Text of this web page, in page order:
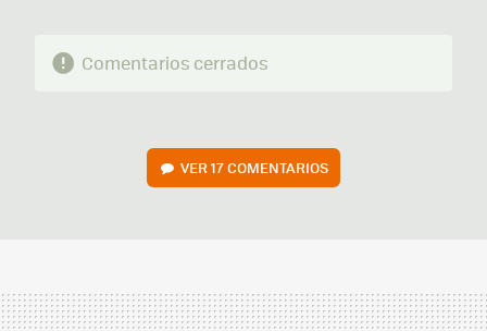
Comentarios cerrados
VER17 COMENTARIOS